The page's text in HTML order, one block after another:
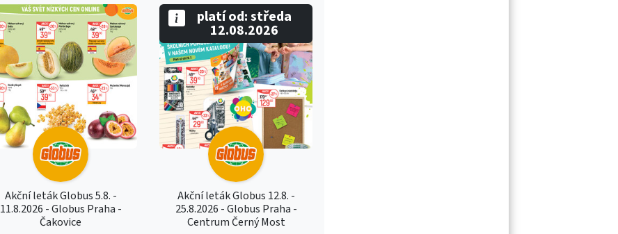
Akční leták Globus 5.8. -
11.8.2026 - Globus Praha -
Čakovice
Akční leták Globus 12.8. -
25.8.2026 - Globus Praha -
Centrum Černý Most
platí od: středa
12.08.2026